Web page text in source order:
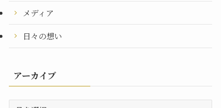
メディア
日々の想い
アーカイブ